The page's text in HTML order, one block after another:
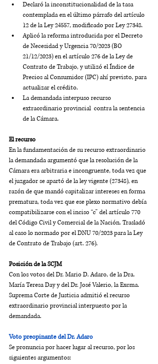
Declaró la inconstitucionalidad de la tasa
contemplada en el último párrafo del artículo
12 de la Ley 24557, modificado por Ley 27348.
Aplicó la reforma introducida por el Decreto
de Necesidad y Urgencia 70/2023 (BO
21/12/2023) en el artículo 276 de la Ley de
Contrato de Trabajo, y utilizó el Índice de
Precios al Consumidor (IPC) ahí previsto, para
actualizar el crédito.
La demandada interpuso recurso
extraordinario provincial  contra la sentencia
de la Cámara.
El recurso
En la fundamentación de su recurso extraordinario
la demandada argumentó que la resolución de la
Cámara era arbitraria e incongruente, toda vez que
el juzgador se apartó de la ley vigente (27348), en
razón de que mandó capitalizar intereses en forma
prematura, toda vez que ese plexo normativo debía
compatibilizarse con el inciso “c” del artículo 770
del Código Civil y Comercial de la Nación. Trasladó
al caso lo normado por el DNU 70/2023 para la Ley
de Contrato de Trabajo (art. 276).
Posición de la SCJM
Con los votos del Dr. Mario D. Adaro, de la Dra.
María Teresa Day y del Dr. José Valerio, la Excma.
Suprema Corte de Justicia admitió el recurso
extraordinario provincial interpuesto por la
demandada.
Voto preopinante del Dr. Adaro
Se pronuncia por hacer lugar al recurso, por los
siguientes argumentos: